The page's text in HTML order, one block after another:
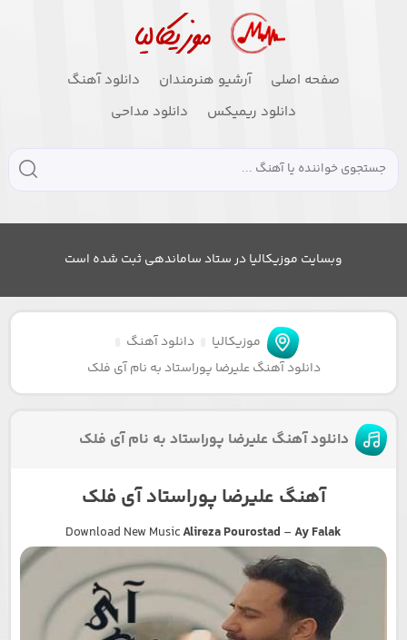
صفحه اصلی آرشیو هنرمندان
دانلود آهنگ
دانلود ریمیکس
دانلود مداحی
وبسایت موزیکالیا در ستاد ساماندهی ثبت شده است
موزیکالیا
دانلود آهنگ
دانلود آهنگ علیرضا پوراستاد به نام آی فلک
دانلود آهنگ علیرضا پوراستاد به نام آی فلک
آهنگ علیرضا پوراستاد آی فلک
Download New MusicAlireza Pourostad –Ay Falak